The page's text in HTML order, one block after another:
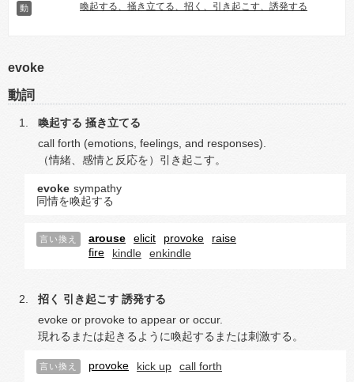
動 喚起する、掻き立てる、招く、引き起こす、誘発する
evoke
動詞
喚起する 掻き立てる
call forth (emotions, feelings, and responses).
（情緒、感情と反応を）引き起こす。
evoke sympathy
同情を喚起する
言い換え arouse elicit provoke
raise
fire
kindle enkindle
招く 引き起こす 誘発する
evoke or provoke to appear or occur.
現れるまたは起きるように喚起するまたは刺激する。
言い換え provoke kick up call forth